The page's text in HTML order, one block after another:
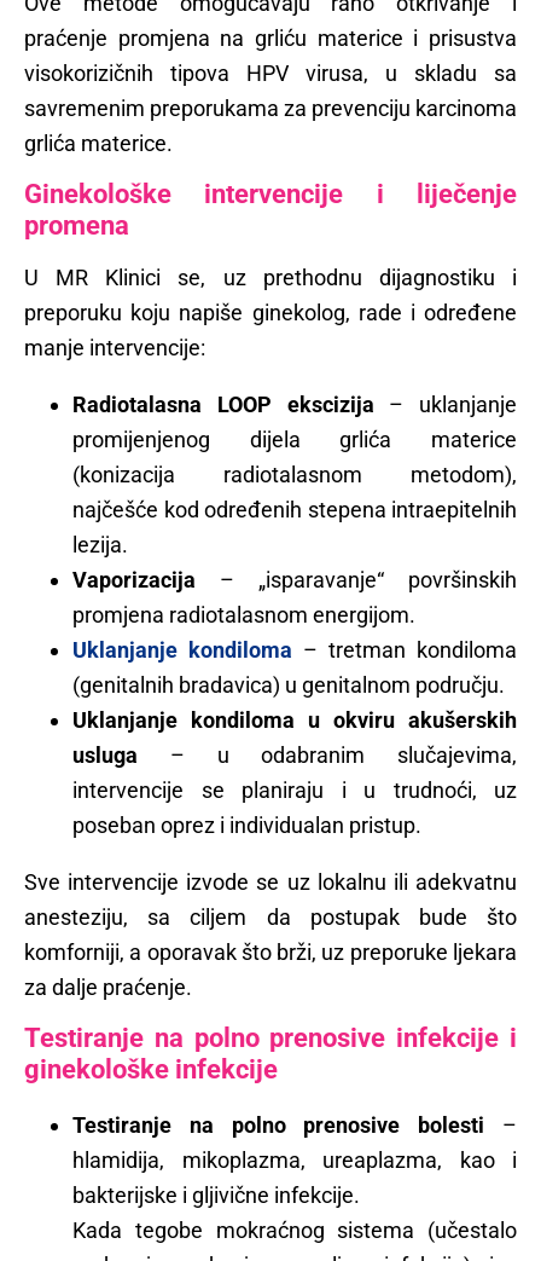
praćenje promjena na grliću materice i prisustva
visokorizičnih tipova HPV virusa, u skladu sa
savremenim preporukama za prevenciju karcinoma
grlića materice.
Ginekološke intervencije i liječenje
promena
U MR Klinici se, uz prethodnu dijagnostiku i
preporuku koju napiše ginekolog, rade i određene
manje intervencije:
Radiotalasna LOOP ekscizija – uklanjanje
promijenjenog dijela grlića materice
(konizacija radiotalasnom metodom),
najčešće kod određenih stepena intraepitelnih
lezija.
Vaporizacija – „isparavanje“ površinskih
promjena radiotalasnom energijom.
Uklanjanje kondiloma – tretman kondiloma
(genitalnih bradavica) u genitalnom području.
Uklanjanje kondiloma u okviru akušerskih
usluga – u odabranim slučajevima,
intervencije se planiraju i u trudnoći, uz
poseban oprez i individualan pristup.
Sve intervencije izvode se uz lokalnu ili adekvatnu
anesteziju, sa ciljem da postupak bude što
komforniji, a oporavak što brži, uz preporuke ljekara
za dalje praćenje.
Testiranje na polno prenosive infekcije i
ginekološke infekcije
Testiranje na polno prenosive bolesti –
hlamidija, mikoplazma, ureaplazma, kao i
bakterijske i gljivične infekcije.
Kada tegobe mokraćnog sistema (učestalo